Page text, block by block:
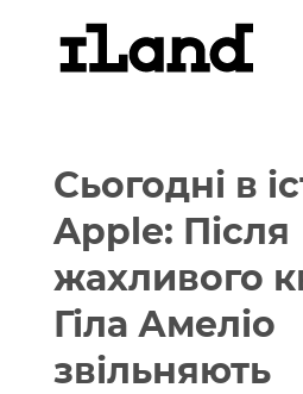
Сьогодні в
Apple: Після
жахливого
Гіла Амеліо
звільняють